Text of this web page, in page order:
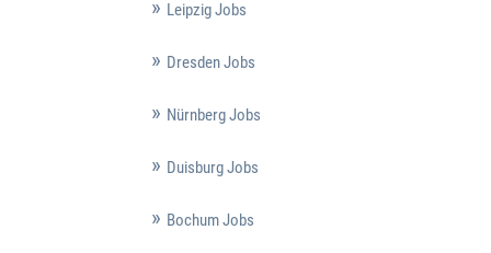
Leipzig Jobs
Dresden Jobs
Nürnberg Jobs
Duisburg Jobs
Bochum Jobs